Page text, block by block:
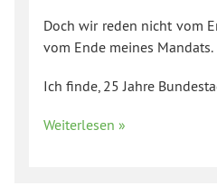
Doch wir reden nicht vom
vom Ende meines Mandats.
Ich finde, 25 Jahre
Weiterlesen »